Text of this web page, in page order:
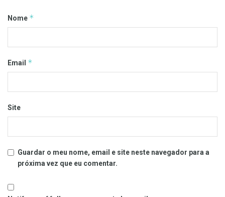
Nome *
Email *
Site
Guardar o meu nome, email e site neste navegador para a
próxima vez que eu comentar.